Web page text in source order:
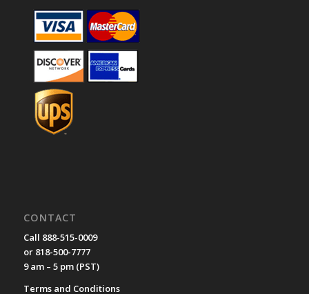
CONTACT
Call 888-515-0009
or 818-500-7777
9 am – 5 pm (PST)
Terms and Conditions